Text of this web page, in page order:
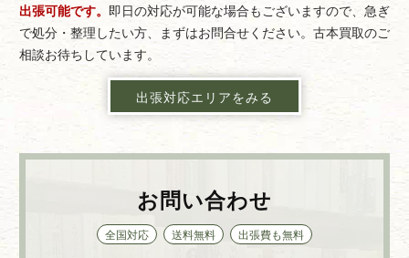
出張可能です。 即日の対応が可能な場合もございますので、急ぎ
で処分・整理したい方、まずはお問合せください。古本買取のご
相談お待ちしています。
出張対応エリアをみる
お問い合わせ
全国対応 送料無料 出張費も無料